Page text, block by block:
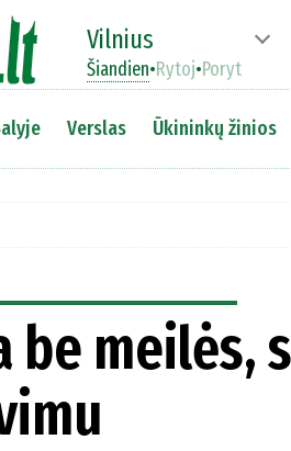
Vilnius
Šiandien•Rytoj•Poryt
Verslas Ūkininkų žinios
be meilės,